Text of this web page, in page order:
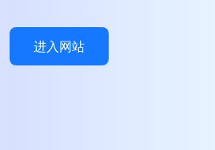
进入网站